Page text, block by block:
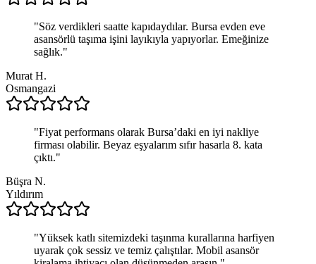
"Söz verdikleri saatte kapıdaydılar. Bursa evden eve
asansörlü taşıma işini layıkıyla yapıyorlar. Emeğinize
sağlık."
Murat H.
Osmangazi
"Fiyat performans olarak Bursa’daki en iyi nakliye
firması olabilir. Beyaz eşyalarım sıfır hasarla 8. kata
çıktı."
Büşra N.
Yıldırım
"Yüksek katlı sitemizdeki taşınma kurallarına harfiyen
uyarak çok sessiz ve temiz çalıştılar. Mobil asansör